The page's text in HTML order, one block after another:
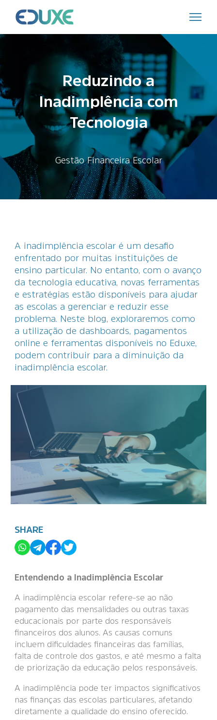
Reduzindo a
Inadimplência com
Tecnologia
Gestão Financeira Escolar
A inadimplência escolar é um desafio
enfrentado por muitas instituições de
ensino particular. No entanto, com o avanço
da tecnologia educativa, novas ferramentas
e estratégias estão disponíveis para ajudar
as escolas a gerenciar e reduzir esse
problema. Neste blog, exploraremos como
a utilização de dashboards, pagamentos
online e ferramentas disponíveis no Eduxe,
podem contribuir para a diminuição da
inadimplência escolar.
Entendendo a Inadimplência Escolar
A inadimplência escolar refere-se ao não
pagamento das mensalidades ou outras taxas
educacionais por parte dos responsáveis
financeiros dos alunos. As causas comuns
incluem dificuldades financeiras das famílias,
falta de controle dos gastos, e até mesmo a falta
de priorização da educação pelos responsáveis.
A inadimplência pode ter impactos significativos
nas finanças das escolas particulares, afetando
diretamente a qualidade do ensino oferecido.
SHARE